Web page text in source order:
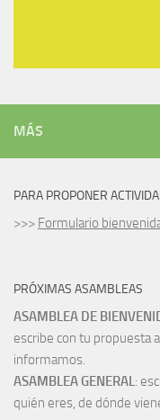
MÁS
PARA PROPONER
>>> Formulario
PRÓXIMAS ASAMBLEAS
ASAMBLEA DE
escribe con tu propuesta
informamos.
ASAMBLEA GENERAL:
quién eres, de dónde